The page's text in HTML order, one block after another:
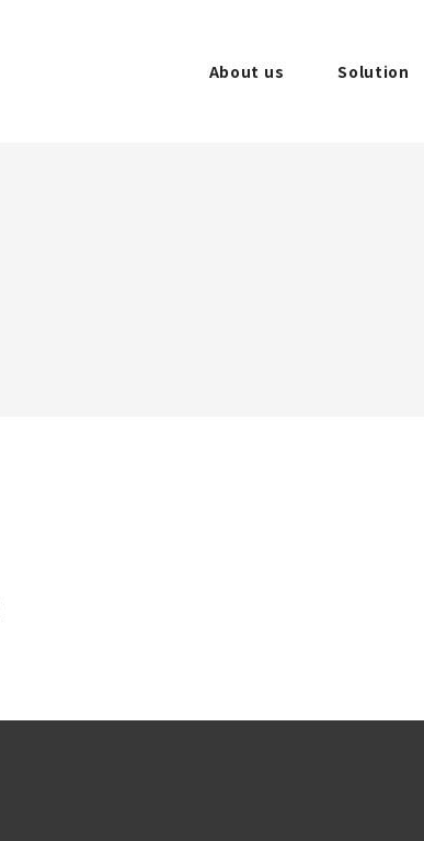
About us Solution